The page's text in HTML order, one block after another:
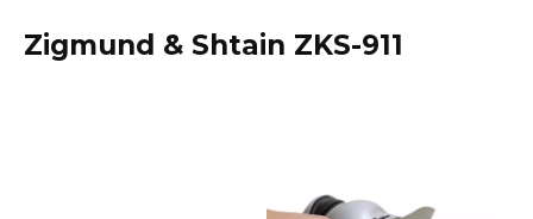
Zigmund & Shtain ZKS-911